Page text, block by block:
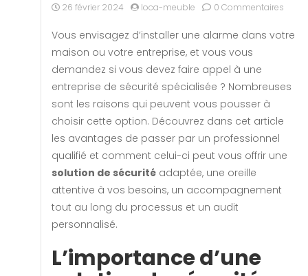
26 février 2024 loca-meuble 0 Commentaires
Vous envisagez d’installer une alarme dans votre
maison ou votre entreprise, et vous vous
demandez si vous devez faire appel à une
entreprise de sécurité spécialisée ? Nombreuses
sont les raisons qui peuvent vous pousser à
choisir cette option. Découvrez dans cet article
les avantages de passer par un professionnel
qualifié et comment celui-ci peut vous offrir une
solution de sécurité adaptée, une oreille
attentive à vos besoins, un accompagnement
tout au long du processus et un audit
personnalisé.
L’importance d’une